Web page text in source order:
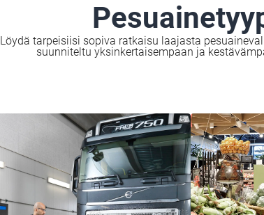
Löydä tarpeisiisi sopiva ratkaisu laajasta
suunniteltu yksinkertaisempaan ja